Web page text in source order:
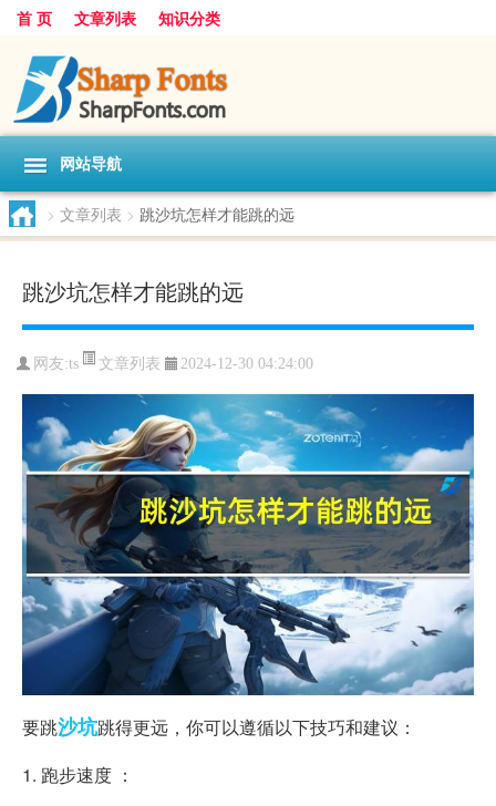
首 页 文章列表 知识分类
网站导航
> 文章列表 > 跳沙坑怎样才能跳的远
跳沙坑怎样才能跳的远
网友:ts 文章列表 2024-12-30 04:24:00
要跳沙坑跳得更远，你可以遵循以下技巧和建议：
1. 跑步速度 ：